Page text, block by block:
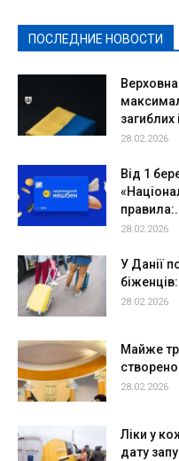
ПОСЛЕДНИЕ НОВОСТИ
загиблих
28.02.2026
Від 1
28.02.2026
У Данії
28.02.2026
Майже
28.02.2026
Ліки у
дату